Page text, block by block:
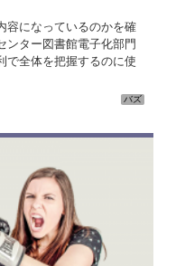
容になっているのかを確
ンター図書館電子化部門
で全体を把握するのに使
バズ